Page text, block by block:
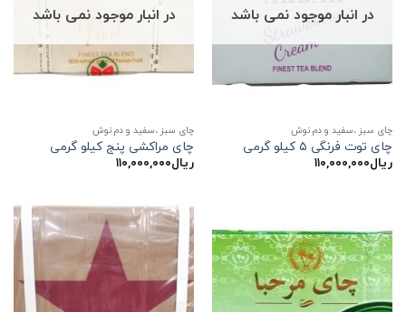
در انبار موجود نمی باشد
چای سبز ،سفید و دم نوش
چای توت فرنگی ۵ کیلو گرمی
ریال۱۱۰,۰۰۰,۰۰۰
در انبار موجود نمی باشد
چای سبز ،سفید و دم نوش
چای مراکشی پنج کیلو گرمی
ریال۱۱۰,۰۰۰,۰۰۰